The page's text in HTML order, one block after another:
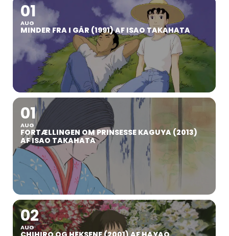
01
AUG
MINDER FRA I GÅR (1991) AF ISAO TAKAHATA
01
AUG
FORTÆLLINGEN OM PRINSESSE KAGUYA (2013)
AF ISAO TAKAHATA
02
AUG